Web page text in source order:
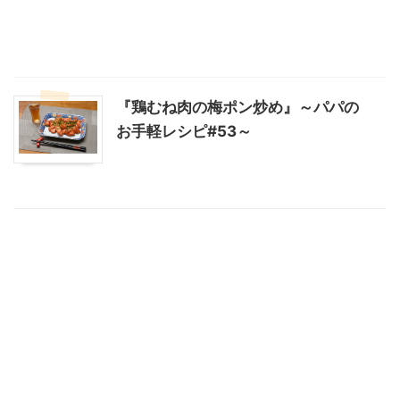
『鶏むね肉の梅ポン炒め』～パパの
お手軽レシピ#53～